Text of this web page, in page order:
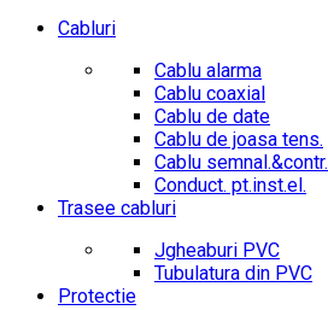
Cabluri
Cablu alarma
Cablu coaxial
Cablu de date
Cablu de joasa tens.
Cablu semnal.&contr.
Conduct. pt.inst.el.
Trasee cabluri
Jgheaburi PVC
Tubulatura din PVC
Protectie